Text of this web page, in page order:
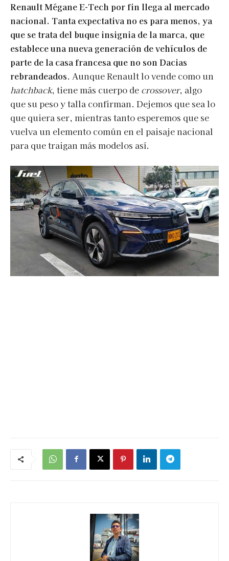
Renault Mégane E-Tech por fin llega al mercado
nacional. Tanta expectativa no es para menos, ya
que se trata del buque insignia de la marca, que
establece una nueva generación de vehículos de
parte de la casa francesa que no son Dacias
rebrandeados. Aunque Renault lo vende como un
hatchback, tiene más cuerpo de crossover, algo
que su peso y talla confirman. Dejemos que sea lo
que quiera ser, mientras tanto esperemos que se
vuelva un elemento común en el paisaje nacional
para que traigan más modelos así.